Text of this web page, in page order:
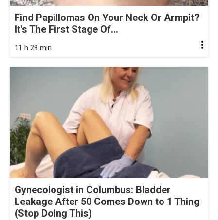
Find Papillomas On Your Neck Or Armpit?
It's The First Stage Of...
11 h 29 min
Gynecologist in Columbus: Bladder
Leakage After 50 Comes Down to 1 Thing
(Stop Doing This)